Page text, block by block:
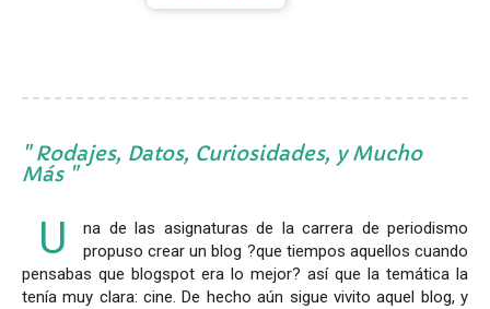
Rodajes, Datos, Curiosidades, y Mucho
Más
U
na de las asignaturas de la carrera de periodismo
propuso crear un blog ?que tiempos aquellos cuando
pensabas que blogspot era lo mejor? así que la temática la
tenía muy clara: cine. De hecho aún sigue vivito aquel blog, y